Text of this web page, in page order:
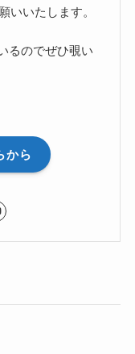
いいたします。
るのでぜひ覗い
から